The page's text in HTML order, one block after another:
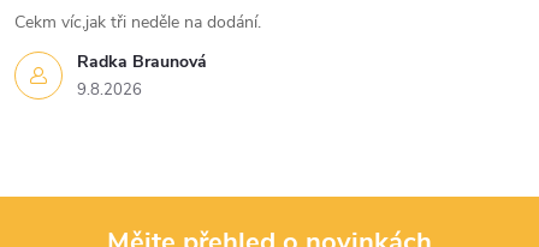
Radka Braunová
9.8.2026
Cekm víc,jak tři neděle na dodání.